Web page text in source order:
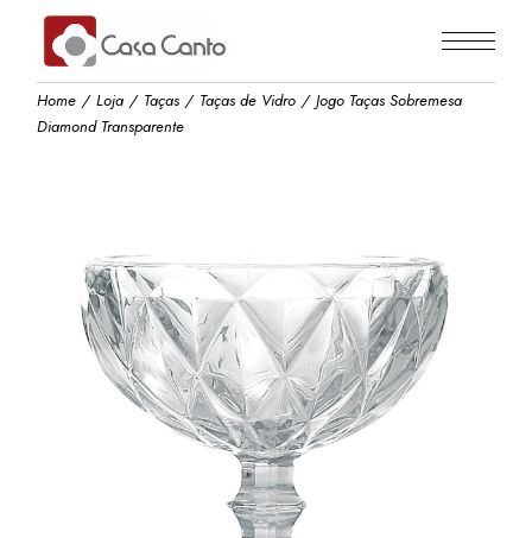
content
Home Loja Taças Taças de Vidro
Jogo Taças Sobremesa
Diamond Transparente